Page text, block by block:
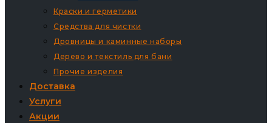
Краски и герметики
Средства для чистки
Дровницы и каминные наборы
Дерево и текстиль для бани
Прочие изделия
Доставка
Услуги
Акции